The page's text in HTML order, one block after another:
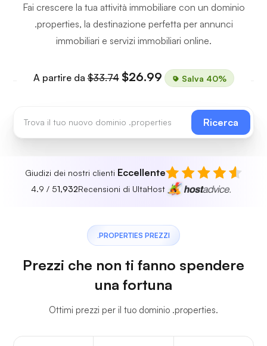
Fai crescere la tua attività immobiliare con un dominio
.properties, la destinazione perfetta per annunci
immobiliari e servizi immobiliari online.
A partire da$33.74 $26.99 Salva 40%
Ricerca
Giudizi dei nostri clienti Eccellente
4.9 / 51,932Recensioni di UltaHost
.PROPERTIES PREZZI
Prezzi che non ti fanno spendere
una fortuna
Ottimi prezzi per il tuo dominio .properties.